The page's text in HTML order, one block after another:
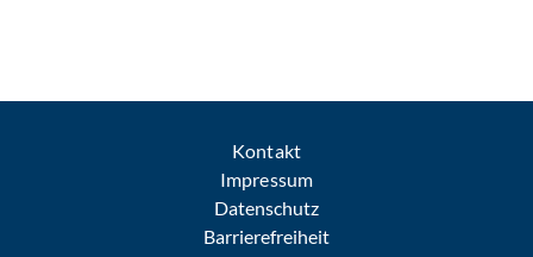
Kontakt
Impressum
Datenschutz
Barrierefreiheit